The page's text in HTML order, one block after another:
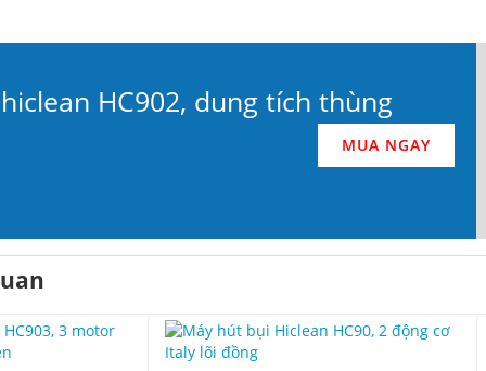
HC902, dung tích thùng
MUA NGAY